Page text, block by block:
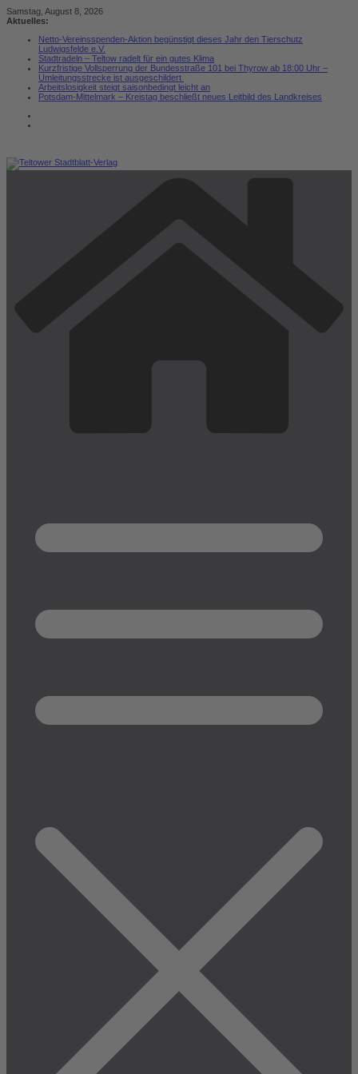
Zum
Inhalt
Samstag, August 8, 2026
Aktuelles:
Netto-Vereinsspenden-Aktion begünstigt dieses Jahr den Tierschutz
Ludwigsfelde e.V.
Stadtradeln – Teltow radelt für ein gutes Klima
Kurzfristige Vollsperrung der Bundesstraße 101 bei Thyrow ab 18:00 Uhr –
Umleitungsstrecke ist ausgeschildert
Arbeitslosigkeit steigt saisonbedingt leicht an
Potsdam-Mittelmark – Kreistag beschließt neues Leitbild des Landkreises